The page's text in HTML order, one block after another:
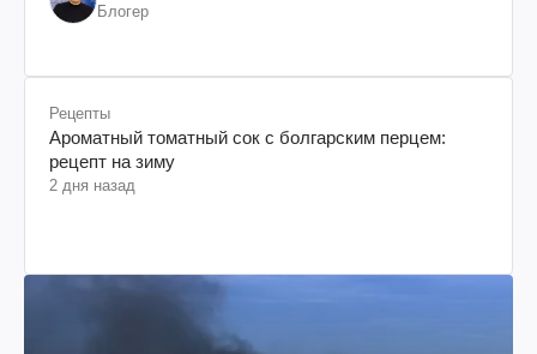
Блогер
Рецепты
Ароматный томатный сок с болгарским перцем:
рецепт на зиму
2 дня назад